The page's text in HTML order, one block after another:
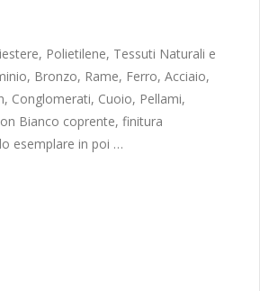
Polietilene, Tessuti Naturali e
Bronzo, Rame, Ferro, Acciaio,
Conglomerati, Cuoio, Pellami,
Bianco coprente, finitura
esemplare in poi …